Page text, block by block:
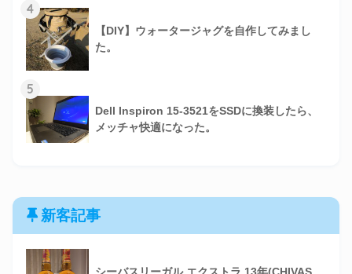
4
【DIY】ウォータージャグを自作してみまし
た。
5
Dell Inspiron 15-3521をSSDに換装したら、
メッチャ快適になった。
新客記事
シーバスリーガル エクストラ 13年(CHIVAS